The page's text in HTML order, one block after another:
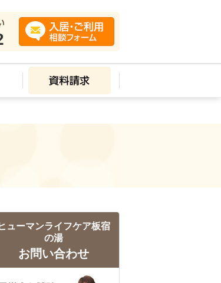
ューマンライフケア板宿
の湯
お問い合わせ